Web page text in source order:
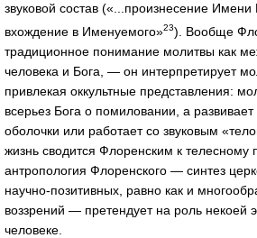
звуковой состав («...произнесение
вхождение в Именуемого»23). Вообще
традиционное понимание молитвы как
человека и Бога, — он интерпретирует
привлекая оккультные представления:
всерьез Бога о помиловании, а
оболочки или работает со звуковым
жизнь сводится Флоренским к телесному
антропология Флоренского — синтез
научно-позитивных, равно как и
воззрений — претендует на роль некоей
человеке.